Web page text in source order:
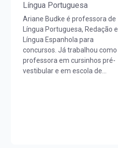
Língua Portuguesa
Ariane Budke é professora de
Língua Portuguesa, Redação e
Língua Espanhola para
concursos. Já trabalhou como
professora em cursinhos pré-
vestibular e em escola de